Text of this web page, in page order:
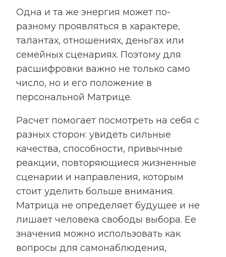
Одна и та же энергия может по-
разному проявляться в характере,
талантах, отношениях, деньгах или
семейных сценариях. Поэтому для
расшифровки важно не только само
число, но и его положение в
персональной Матрице.
Расчет помогает посмотреть на себя с
разных сторон: увидеть сильные
качества, способности, привычные
реакции, повторяющиеся жизненные
сценарии и направления, которым
стоит уделить больше внимания.
Матрица не определяет будущее и не
лишает человека свободы выбора. Ее
значения можно использовать как
вопросы для самонаблюдения,